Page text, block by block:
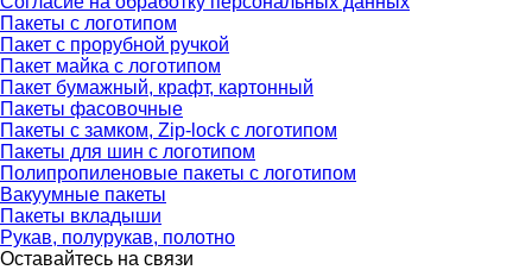
Пакеты с логотипом
Пакет с прорубной ручкой
Пакет майка с логотипом
Пакет бумажный, крафт, картонный
Пакеты фасовочные
Пакеты с замком, Zip-lock с логотипом
Пакеты для шин с логотипом
Полипропиленовые пакеты с логотипом
Вакуумные пакеты
Пакеты вкладыши
Рукав, полурукав, полотно
Оставайтесь на связи